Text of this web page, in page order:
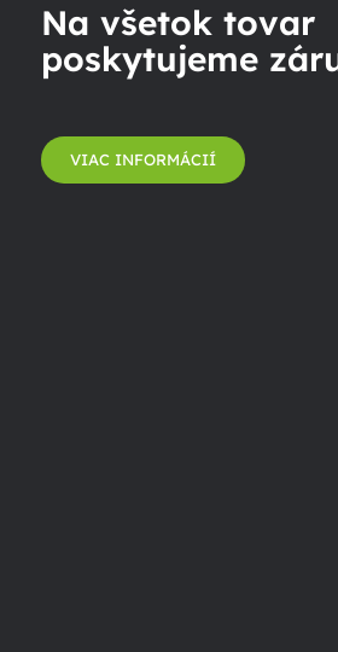
Na všetok tovar
poskytujeme
VIAC INFORMÁCIÍ